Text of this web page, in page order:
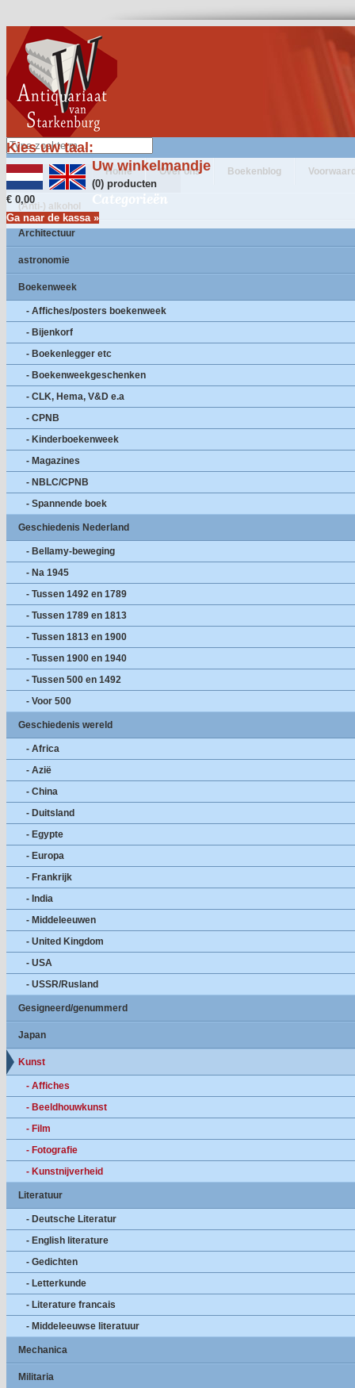
Kies uw taal:
Uw winkelmandje
(0) producten
€ 0,00
Ga naar de kassa »
Home Over ons Boekenblog
Categorieën
(Anti-) alkohol
Architectuur
astronomie
Boekenweek
- Affiches/posters boekenweek
- Bijenkorf
- Boekenlegger etc
- Boekenweekgeschenken
- CLK, Hema, V&D e.a
- CPNB
- Kinderboekenweek
- Magazines
- NBLC/CPNB
- Spannende boek
Geschiedenis Nederland
- Bellamy-beweging
- Na 1945
- Tussen 1492 en 1789
- Tussen 1789 en 1813
- Tussen 1813 en 1900
- Tussen 1900 en 1940
- Tussen 500 en 1492
- Voor 500
Geschiedenis wereld
- Africa
- Azië
- China
- Duitsland
- Egypte
- Europa
- Frankrijk
- India
- Middeleeuwen
- United Kingdom
- USA
- USSR/Rusland
Gesigneerd/genummerd
Japan
Kunst
- Affiches
- Beeldhouwkunst
- Film
- Fotografie
- Kunstnijverheid
Literatuur
- Deutsche Literatur
- English literature
- Gedichten
- Letterkunde
- Literature francais
- Middeleeuwse literatuur
Mechanica
Militaria